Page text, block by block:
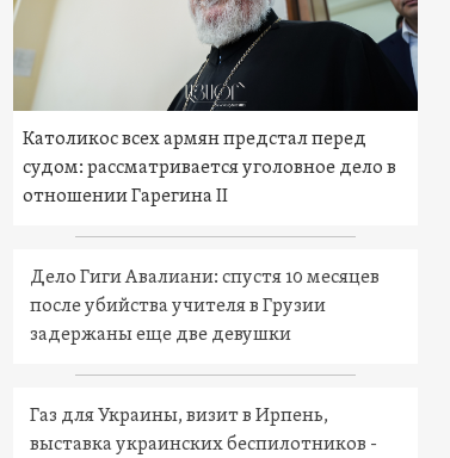
Католикос всех армян предстал перед
судом: рассматривается уголовное дело в
отношении Гарегина II
Дело Гиги Авалиани: спустя 10 месяцев
после убийства учителя в Грузии
задержаны еще две девушки
Газ для Украины, визит в Ирпень,
выставка украинских беспилотников -